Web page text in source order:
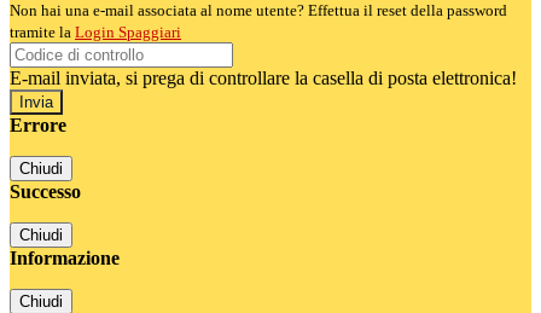
Non hai una e-mail associata al nome utente? Effettua il reset della password
tramite la Login Spaggiari
E-mail inviata, si prega di controllare la casella di posta elettronica!
Errore
Chiudi
Successo
Chiudi
Informazione
Chiudi